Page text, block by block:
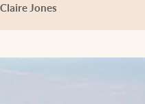
Claire Jones